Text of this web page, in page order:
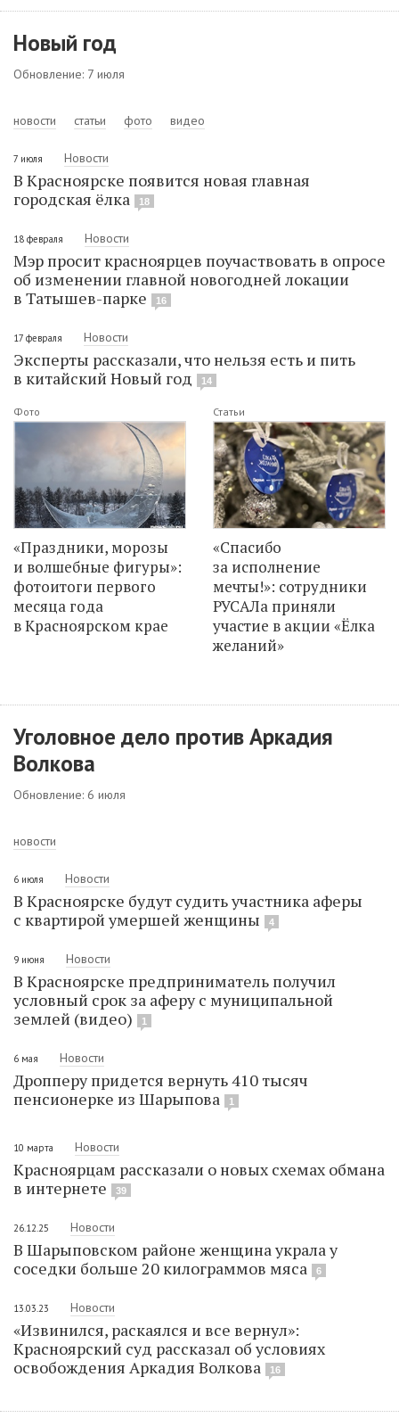
Новый год
Обновление: 7 июля
новости статьи фото видео
7 июля Новости
В Красноярске появится новая главная
городская ёлка
18
18 февраля Новости
Мэр просит красноярцев поучаствовать в опросе
об изменении главной новогодней локации
в Татышев-парке
16
17 февраля Новости
Эксперты рассказали, что нельзя есть и пить
в китайский Новый год
14
Фото
«Праздники, морозы
и волшебные фигуры»:
фотоитоги первого
месяца года
в Красноярском крае
Статьи
«Спасибо
за исполнение
мечты!»: сотрудники
РУСАЛа приняли
участие в акции «Ёлка
желаний»
Уголовное дело против Аркадия
Волкова
Обновление: 6 июля
новости
6 июля Новости
В Красноярске будут судить участника аферы
с квартирой умершей женщины
4
9 июня Новости
В Красноярске предприниматель получил
условный срок за аферу с муниципальной
землей (видео)
1
6 мая Новости
Дропперу придется вернуть 410 тысяч
пенсионерке из Шарыпова
1
10 марта Новости
Красноярцам рассказали о новых схемах обмана
в интернете
39
26.12.25 Новости
В Шарыповском районе женщина украла у
соседки больше 20 килограммов мяса
6
13.03.23 Новости
«Извинился, раскаялся и все вернул»:
Красноярский суд рассказал об условиях
освобождения Аркадия Волкова
16